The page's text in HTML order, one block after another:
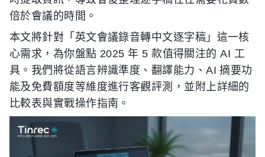
倍於會議的時間。
本文將針對「英文會議錄音轉中文逐字稿」這一核
心需求，為你盤點 2025 年 5 款值得關注的 AI 工
具。我們將從語言辨識準度、翻譯能力、AI 摘要功
能及免費額度等維度進行客觀評測，並附上詳細的
比較表與實戰操作指南。